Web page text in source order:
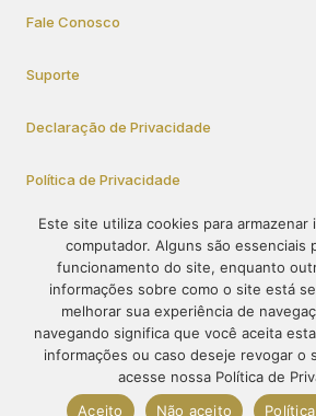
Fale Conosco
Suporte
Declaração de Privacidade
Política de Privacidade
Como Participar
© 1995-2023 – PRÓ-VIDA – Todos os
conteúdo deste site não pode ser
prévia autorização
Este site utiliza cookies para armazenar
computador. Alguns são essenciais
funcionamento do site, enquanto
informações sobre como o site está
melhorar sua experiência de
navegando significa que você aceita
informações ou caso deseje revogar o
acesse nossa Política de
Aceito
Não aceito